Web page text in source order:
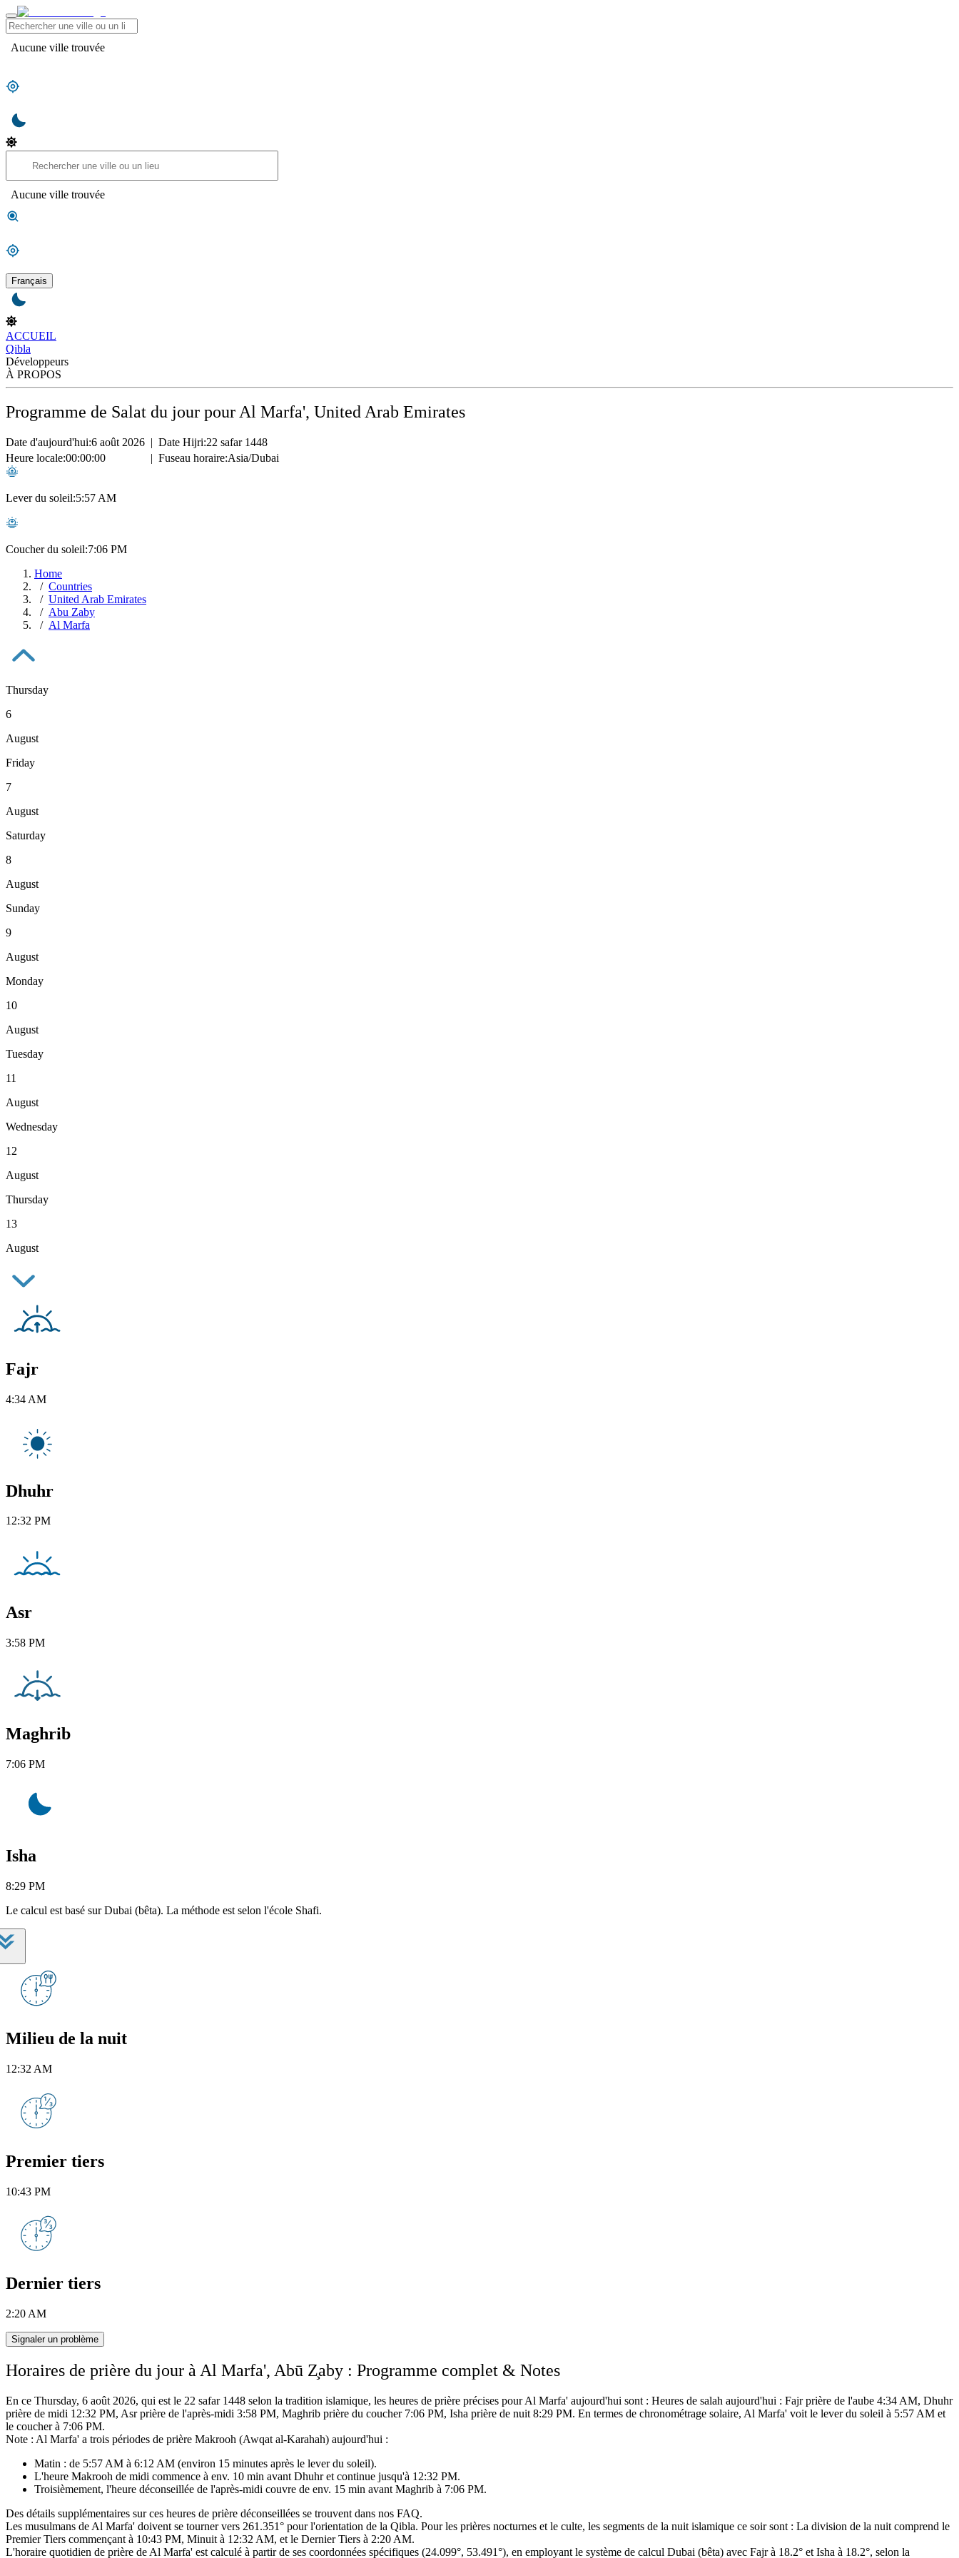
Aucune ville trouvée
Aucune ville trouvée
Français
ACCUEIL
Qibla
Développeurs
À PROPOS
Programme de Salat du jour pour Al Marfa', United Arab Emirates
Date d'aujourd'hui:6 août 2026 | Date Hijri:22 safar 1448
Heure locale:00:00:00 | Fuseau horaire:Asia/Dubai
Lever du soleil:5:57 AM
Coucher du soleil:7:06 PM
Home
Countries
United Arab Emirates
Abu Zaby
Al Marfa
Thursday
6
August
Friday
7
August
Saturday
8
August
Sunday
9
August
Monday
10
August
Tuesday
11
August
Wednesday
12
August
Thursday
13
August
Fajr
4:34 AM
Dhuhr
12:32 PM
Asr
3:58 PM
Maghrib
7:06 PM
Isha
8:29 PM
Le calcul est basé sur Dubai (bêta). La méthode est selon l'école Shafi.
Milieu de la nuit
12:32 AM
Premier tiers
10:43 PM
Dernier tiers
2:20 AM
Signaler un problème
Horaires de prière du jour à Al Marfa', Abū Z̧aby : Programme complet & Notes
En ce Thursday, 6 août 2026, qui est le 22 safar 1448 selon la tradition islamique, les heures de prière précises pour Al Marfa' aujourd'hui sont : Heures de salah aujourd'hui : Fajr prière de l'aube 4:34 AM, Dhuhr
prière de midi 12:32 PM, Asr prière de l'après-midi 3:58 PM, Maghrib prière du coucher 7:06 PM, Isha prière de nuit 8:29 PM. En termes de chronométrage solaire, Al Marfa' voit le lever du soleil à 5:57 AM et
le coucher à 7:06 PM.
Note : Al Marfa' a trois périodes de prière Makrooh (Awqat al-Karahah) aujourd'hui :
Matin : de 5:57 AM à 6:12 AM (environ 15 minutes après le lever du soleil).
L'heure Makrooh de midi commence à env. 10 min avant Dhuhr et continue jusqu'à 12:32 PM.
Troisièmement, l'heure déconseillée de l'après-midi couvre de env. 15 min avant Maghrib à 7:06 PM.
Des détails supplémentaires sur ces heures de prière déconseillées se trouvent dans nos FAQ.
Les musulmans de Al Marfa' doivent se tourner vers 261.351° pour l'orientation de la Qibla. Pour les prières nocturnes et le culte, les segments de la nuit islamique ce soir sont : La division de la nuit comprend le
Premier Tiers commençant à 10:43 PM, Minuit à 12:32 AM, et le Dernier Tiers à 2:20 AM.
L'horaire quotidien de prière de Al Marfa' est calculé à partir de ses coordonnées spécifiques (24.099°, 53.491°), en employant le système de calcul Dubai (bêta) avec Fajr à 18.2° et Isha à 18.2°, selon la